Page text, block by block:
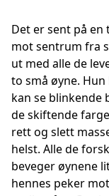
Det er sent på
mot sentrum fra
ut med alle de
to små øyne.
kan se blinkende
de skiftende
rett og slett
helst. Alle de
beveger øynene
hennes peker